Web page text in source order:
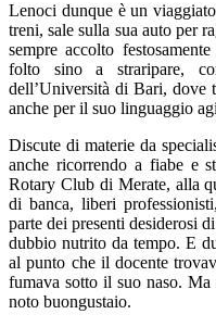
Lenoci dunque è un
treni, sale sulla sua auto per
sempre accolto
folto sino a straripare,
dell’Università di Bari, dove
anche per il suo linguaggio
Discute di materie da
anche ricorrendo a fiabe e
Rotary Club di Merate, alla
di banca, liberi
parte dei presenti desiderosi
dubbio nutrito da tempo. E
al punto che il docente
fumava sotto il suo naso.
noto buongustaio.